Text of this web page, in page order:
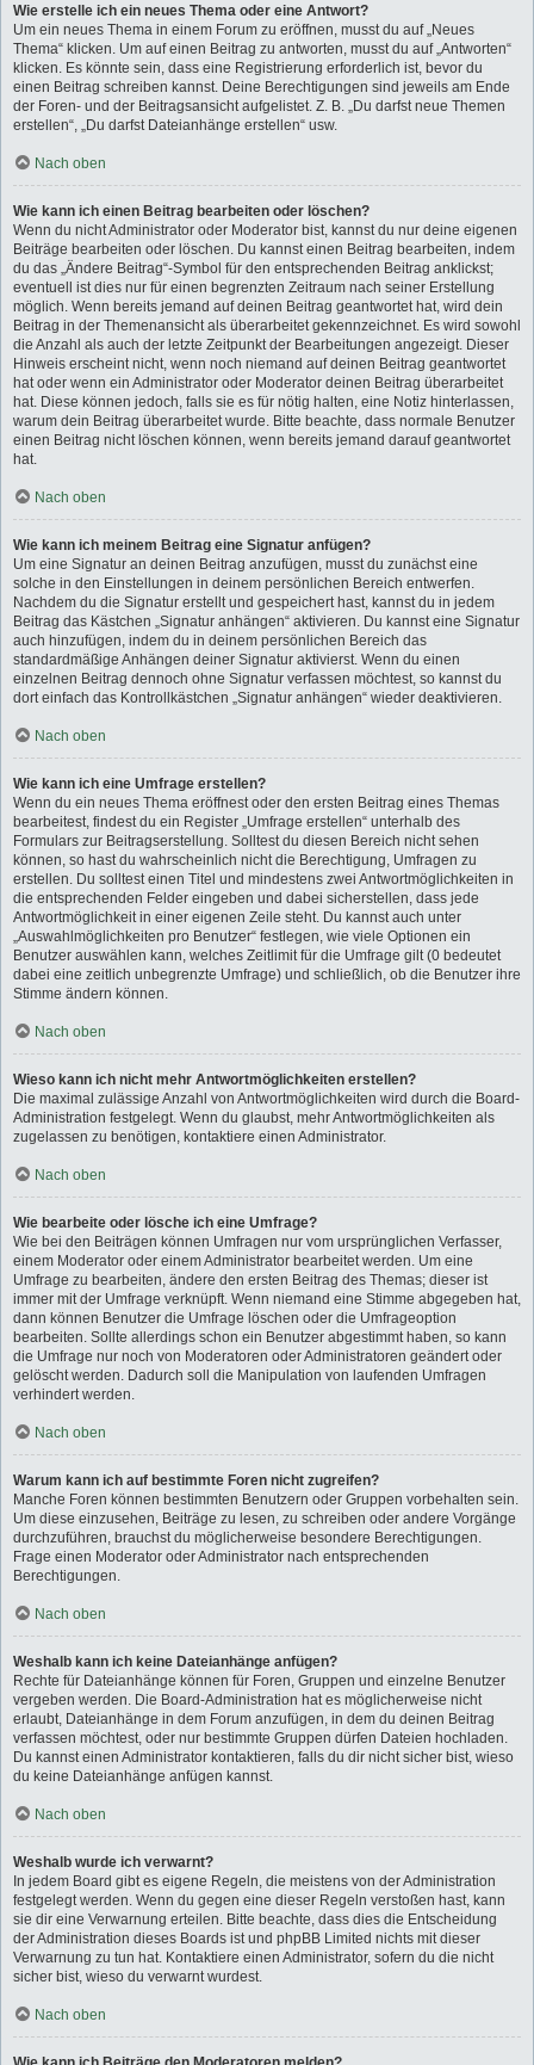
Wie erstelle ich ein neues Thema oder eine Antwort?
Um ein neues Thema in einem Forum zu eröffnen, musst du auf „Neues
Thema“ klicken. Um auf einen Beitrag zu antworten, musst du auf „Antworten“
klicken. Es könnte sein, dass eine Registrierung erforderlich ist, bevor du
einen Beitrag schreiben kannst. Deine Berechtigungen sind jeweils am Ende
der Foren- und der Beitragsansicht aufgelistet. Z. B. „Du darfst neue Themen
erstellen“, „Du darfst Dateianhänge erstellen“ usw.
Nach oben
Wie kann ich einen Beitrag bearbeiten oder löschen?
Wenn du nicht Administrator oder Moderator bist, kannst du nur deine eigenen
Beiträge bearbeiten oder löschen. Du kannst einen Beitrag bearbeiten, indem
du das „Ändere Beitrag“-Symbol für den entsprechenden Beitrag anklickst;
eventuell ist dies nur für einen begrenzten Zeitraum nach seiner Erstellung
möglich. Wenn bereits jemand auf deinen Beitrag geantwortet hat, wird dein
Beitrag in der Themenansicht als überarbeitet gekennzeichnet. Es wird sowohl
die Anzahl als auch der letzte Zeitpunkt der Bearbeitungen angezeigt. Dieser
Hinweis erscheint nicht, wenn noch niemand auf deinen Beitrag geantwortet
hat oder wenn ein Administrator oder Moderator deinen Beitrag überarbeitet
hat. Diese können jedoch, falls sie es für nötig halten, eine Notiz hinterlassen,
warum dein Beitrag überarbeitet wurde. Bitte beachte, dass normale Benutzer
einen Beitrag nicht löschen können, wenn bereits jemand darauf geantwortet
hat.
Nach oben
Wie kann ich meinem Beitrag eine Signatur anfügen?
Um eine Signatur an deinen Beitrag anzufügen, musst du zunächst eine
solche in den Einstellungen in deinem persönlichen Bereich entwerfen.
Nachdem du die Signatur erstellt und gespeichert hast, kannst du in jedem
Beitrag das Kästchen „Signatur anhängen“ aktivieren. Du kannst eine Signatur
auch hinzufügen, indem du in deinem persönlichen Bereich das
standardmäßige Anhängen deiner Signatur aktivierst. Wenn du einen
einzelnen Beitrag dennoch ohne Signatur verfassen möchtest, so kannst du
dort einfach das Kontrollkästchen „Signatur anhängen“ wieder deaktivieren.
Nach oben
Wie kann ich eine Umfrage erstellen?
Wenn du ein neues Thema eröffnest oder den ersten Beitrag eines Themas
bearbeitest, findest du ein Register „Umfrage erstellen“ unterhalb des
Formulars zur Beitragserstellung. Solltest du diesen Bereich nicht sehen
können, so hast du wahrscheinlich nicht die Berechtigung, Umfragen zu
erstellen. Du solltest einen Titel und mindestens zwei Antwortmöglichkeiten in
die entsprechenden Felder eingeben und dabei sicherstellen, dass jede
Antwortmöglichkeit in einer eigenen Zeile steht. Du kannst auch unter
„Auswahlmöglichkeiten pro Benutzer“ festlegen, wie viele Optionen ein
Benutzer auswählen kann, welches Zeitlimit für die Umfrage gilt (0 bedeutet
dabei eine zeitlich unbegrenzte Umfrage) und schließlich, ob die Benutzer ihre
Stimme ändern können.
Nach oben
Wieso kann ich nicht mehr Antwortmöglichkeiten erstellen?
Die maximal zulässige Anzahl von Antwortmöglichkeiten wird durch die Board-
Administration festgelegt. Wenn du glaubst, mehr Antwortmöglichkeiten als
zugelassen zu benötigen, kontaktiere einen Administrator.
Nach oben
Wie bearbeite oder lösche ich eine Umfrage?
Wie bei den Beiträgen können Umfragen nur vom ursprünglichen Verfasser,
einem Moderator oder einem Administrator bearbeitet werden. Um eine
Umfrage zu bearbeiten, ändere den ersten Beitrag des Themas; dieser ist
immer mit der Umfrage verknüpft. Wenn niemand eine Stimme abgegeben hat,
dann können Benutzer die Umfrage löschen oder die Umfrageoption
bearbeiten. Sollte allerdings schon ein Benutzer abgestimmt haben, so kann
die Umfrage nur noch von Moderatoren oder Administratoren geändert oder
gelöscht werden. Dadurch soll die Manipulation von laufenden Umfragen
verhindert werden.
Nach oben
Warum kann ich auf bestimmte Foren nicht zugreifen?
Manche Foren können bestimmten Benutzern oder Gruppen vorbehalten sein.
Um diese einzusehen, Beiträge zu lesen, zu schreiben oder andere Vorgänge
durchzuführen, brauchst du möglicherweise besondere Berechtigungen.
Frage einen Moderator oder Administrator nach entsprechenden
Berechtigungen.
Nach oben
Weshalb kann ich keine Dateianhänge anfügen?
Rechte für Dateianhänge können für Foren, Gruppen und einzelne Benutzer
vergeben werden. Die Board-Administration hat es möglicherweise nicht
erlaubt, Dateianhänge in dem Forum anzufügen, in dem du deinen Beitrag
verfassen möchtest, oder nur bestimmte Gruppen dürfen Dateien hochladen.
Du kannst einen Administrator kontaktieren, falls du dir nicht sicher bist, wieso
du keine Dateianhänge anfügen kannst.
Nach oben
Weshalb wurde ich verwarnt?
In jedem Board gibt es eigene Regeln, die meistens von der Administration
festgelegt werden. Wenn du gegen eine dieser Regeln verstoßen hast, kann
sie dir eine Verwarnung erteilen. Bitte beachte, dass dies die Entscheidung
der Administration dieses Boards ist und phpBB Limited nichts mit dieser
Verwarnung zu tun hat. Kontaktiere einen Administrator, sofern du die nicht
sicher bist, wieso du verwarnt wurdest.
Nach oben